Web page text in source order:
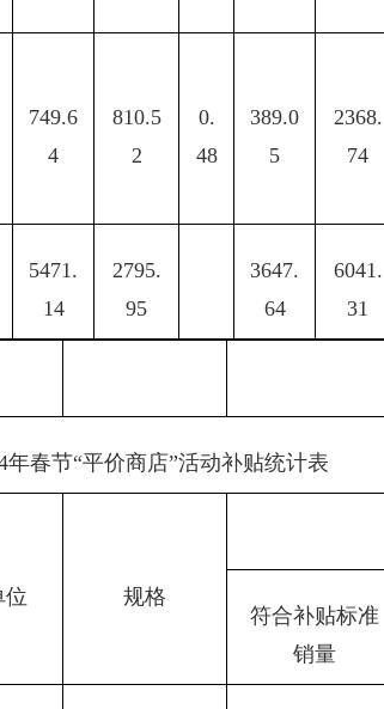
749.6
4
810.5
2
0.
48
389.0
5
2368.
74
5471.
14
2795.
95
3647.
64
6041.
31
年春节“平价商店”活动补贴统计表
位 规格
符合补贴标准
销量